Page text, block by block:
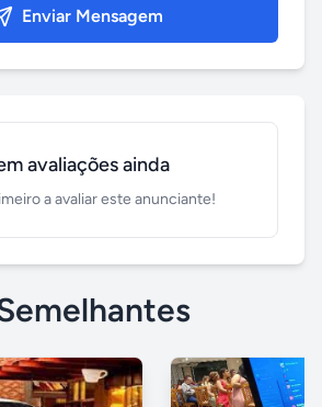
Enviar Mensagem
avaliações ainda
a avaliar este anunciante!